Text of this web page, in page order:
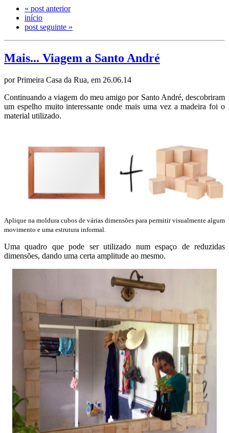
« post anterior
início
post seguinte »
Mais... Viagem a Santo André
por Primeira Casa da Rua, em 26.06.14
Continuando a viagem do meu amigo por Santo André, descobriram
um espelho muito interessante onde mais uma vez a madeira foi o
material utilizado.
Aplique na moldura cubos de várias dimensões para permitir visualmente algum
movimento e uma estrutura informal.
Uma quadro que pode ser utilizado num espaço de reduzidas
dimensões, dando uma certa amplitude ao mesmo.